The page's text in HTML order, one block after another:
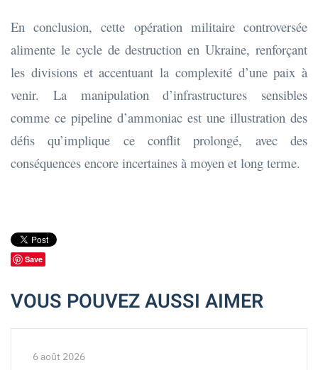
En conclusion, cette opération militaire controversée
alimente le cycle de destruction en Ukraine, renforçant
les divisions et accentuant la complexité d’une paix à
venir. La manipulation d’infrastructures sensibles
comme ce pipeline d’ammoniac est une illustration des
défis qu’implique ce conflit prolongé, avec des
conséquences encore incertaines à moyen et long terme.​
Save
VOUS POUVEZ AUSSI AIMER
6 août 2026